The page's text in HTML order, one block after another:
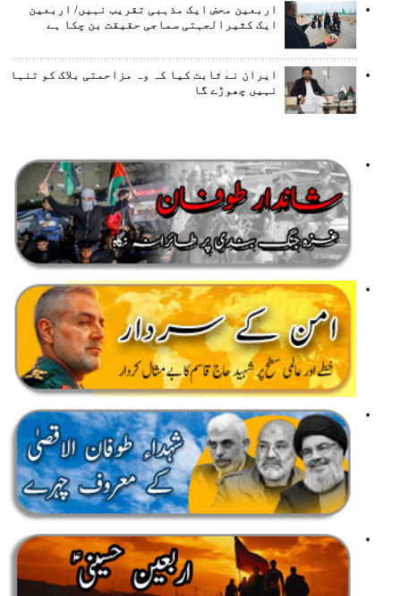
اربعین محض ایک مذہبی تقریب نہیں/ اربعین
ایک کثیرالجہتی سماجی حقیقت بن چکا ہے
ایران نے ثابت کیا کہ وہ مزاحمتی بلاک کو تنہا
نہیں چھوڑے گا